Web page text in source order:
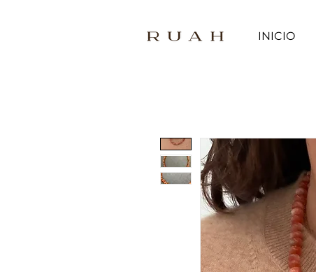
INICIO